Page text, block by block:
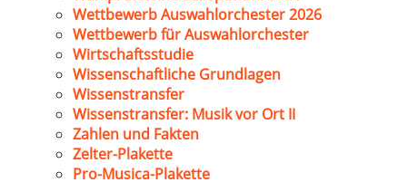
Wettbewerb Auswahlorchester 2026
Wettbewerb für Auswahlorchester
Wirtschaftsstudie
Wissenschaftliche Grundlagen
Wissenstransfer
Wissenstransfer: Musik vor Ort II
Zahlen und Fakten
Zelter-Plakette
Pro-Musica-Plakette